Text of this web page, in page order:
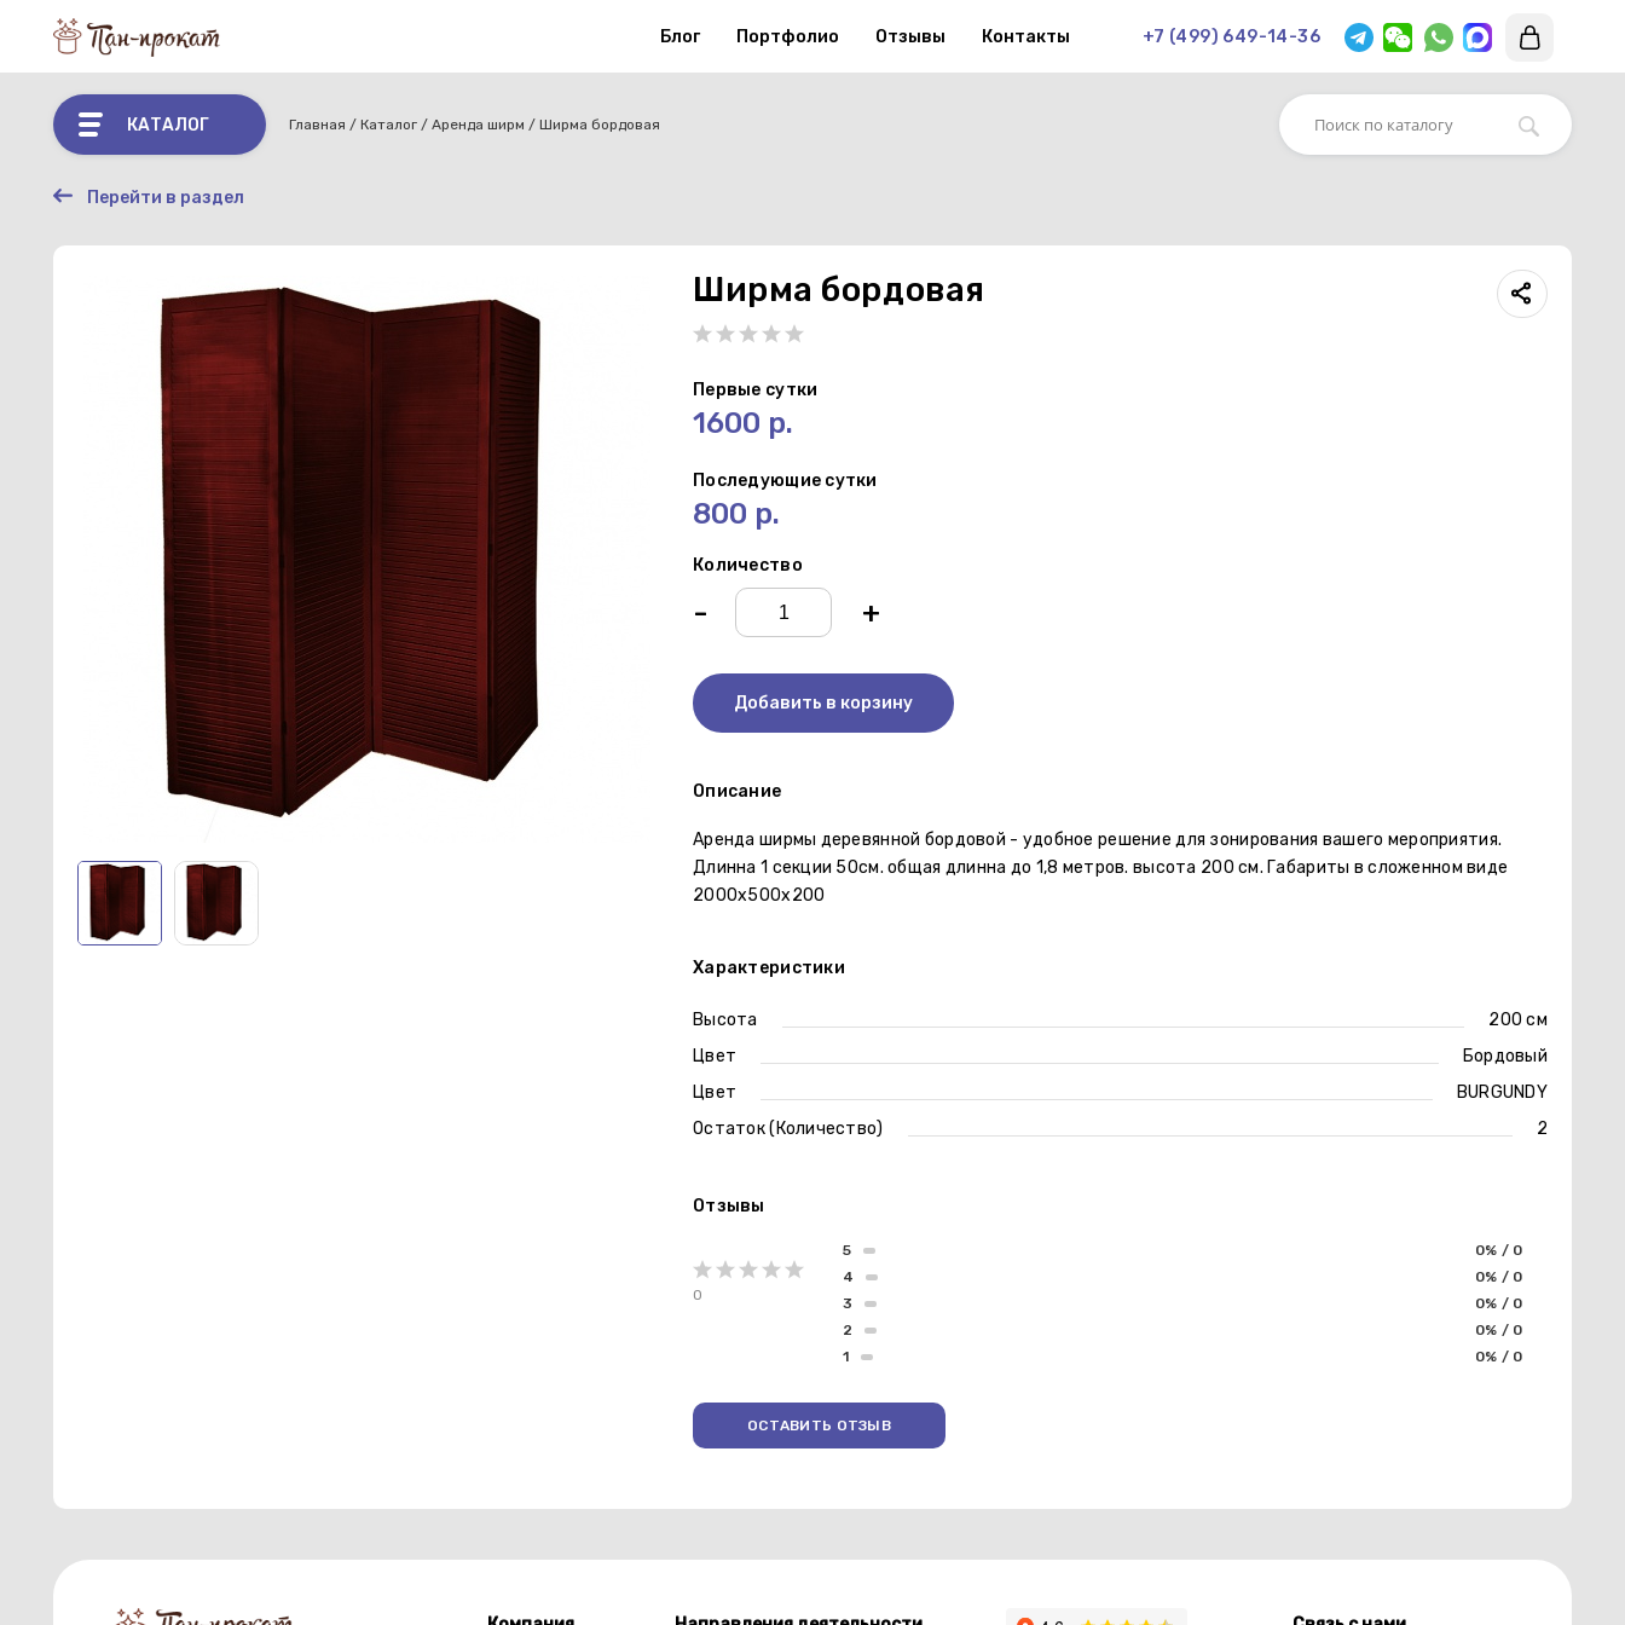
+7 (499) 649-14-36
Блог Портфолио Отзывы Контакты
КАТАЛОГ Главная Каталог Аренда ширм Ширма бордовая
Перейти в раздел
Ширма бордовая
Первые сутки
1600 р.
Последующие сутки
800 р.
Количество
- +
Добавить в корзину
Описание
Аренда ширмы деревянной бордовой - удобное решение для зонирования вашего мероприятия.
Длинна 1 секции 50см. общая длинна до 1,8 метров. высота 200 см. Габариты в сложенном виде
2000х500х200
Характеристики
Высота
200 см
Цвет
Бордовый
Цвет
BURGUNDY
Остаток (Количество)
2
Отзывы
0
1 0% / 0
2 0% / 0
3 0% / 0
4 0% / 0
5 0% / 0
ОСТАВИТЬ ОТЗЫВ